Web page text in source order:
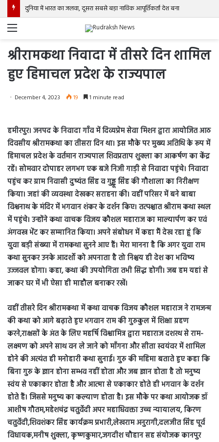
दुनिया में भारत का जलवा, दूसरा सबसे बड़ा नाविक आपूर्तिकर्ता देश बना
Menu
श्रीरामकथा निवादा में तीसरे दिन शामिल
हुए हिमाचल प्रदेश के राज्यपाल
December 4, 2023 19 1 minute read
हमीरपुर। जनपद के निवादा गाँव में दिव्यप्रेम सेवा मिशन द्वारा आयोजित आठ
दिवसीय श्रीरामकथा का तीसरा दिन था। इस मौके पर मुख्य अतिथि के रूप में
हिमाचल प्रदेश के वर्तमान राज्यपाल शिवप्रताप शुक्ला का आकर्षण का केंद्र
रहें। सोमवार दोपाहर लगभग एक बजे निजी गाड़ी से निवादा पहुंचे। निवादा
पहुंच कर ग्राम निवासी दुष्यंत सिंह व गुड्डू सिंह की गौशाला का निरीक्षण
किया। जहां की व्यवस्था देखकर सराहना की। वहीं परिसर में बने बाबा
विश्वनाथ के मंदिर में भगवान शंकर के दर्शन किए। तत्पश्चात श्रीराम कथा स्थल
में पहुंचे। उन्होंने कथा वाचक विजय कौशल महाराज का माल्यार्पण कर एवं
अंगवस्त्र भेंट कर सम्मानित किया। अपने संबोधन में कहा मैं देख रहा हूं कि
युवा बड़ी संख्या में रामकथा सुनने आए हैं। मेरा मानना है कि अगर युवा राम
कथा सुनकर उनके आदर्शो को अपनाता है तो निश्चय ही देश का भविष्य
उज्जवल होगा। कहा, कथा की उपयोगिता तभी सिद्ध होगी। जब हम यहां से
जाकर घर में भी ऐसा ही माहौल बनाकर रखें।
वहीं तीसरे दिन श्रीरामकथा में कथा वाचक विजय कौशल महाराज ने रामजन्म
की कथा को आगे बढ़ाते हुए भगवान राम की गुरुकुल में शिक्षा ग्रहण
करने,राक्षसों के अंत के लिए महर्षि विश्वामित्र द्वारा महाराज दशरथ से राम-
लक्ष्मण को अपने साथ वन ले जाने को माँगना और सीता स्वयंवर में शामिल
होने की अत्यंत ही मनोहारी कथा सुनाई। गुरु की महिमा बताते हुए कहा कि
बिना गुरु के ज्ञान होना सम्भव नहीं होता और जब ज्ञान होता है तो मनुष्य
स्वंय से एकाकार होता है और आत्मा से एकाकार होते ही भगवान के दर्शन
होते हैं। जिससे मनुष्य का कल्याण होता है। इस मौके पर कथा आयोजक डॉ
आशीष गौतम,महेशचंद्र चतुर्वेदी अपर महाधिवक्ता उच्च न्यायालय, किरण
चतुर्वेदी,शिवशंकर सिंह कार्यक्रम प्रभारी,लेखराम अनुरागी,दलजीत सिंह पूर्व
विधायक,मनीष शुक्ला, कृष्णकुमार,जगदीश चौहान सह संयोजक कानपुर